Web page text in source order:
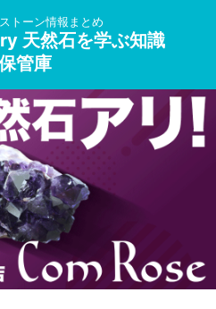
トーン情報まとめ
天然石を学ぶ知識
管庫